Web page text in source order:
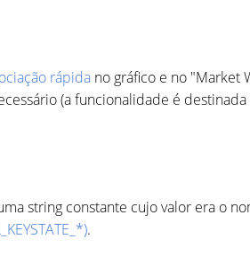
rápida no gráfico e no "Market
(a funcionalidade é destinada
string constante cujo valor era o
.